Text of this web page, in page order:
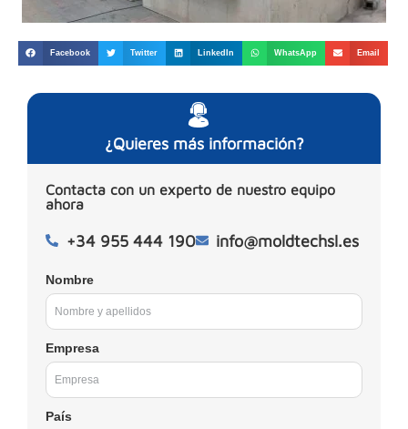
Facebook Twitter LinkedIn WhatsApp Email
¿Quieres más información?
Contacta con un experto de nuestro equipo
ahora
+34 955 444 190 info@moldtechsl.es
Nombre
Empresa
País